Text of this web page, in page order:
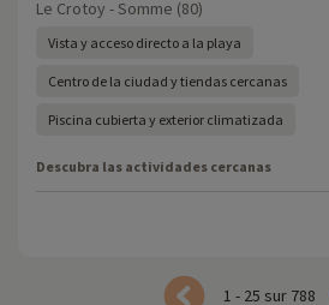
Le Crotoy - Somme (80)
Vista y acceso directo a la playa
Centro de la ciudad y tiendas cercanas
Piscina cubierta y exterior climatizada
Descubra las actividades cercanas
1 - 25 sur 788